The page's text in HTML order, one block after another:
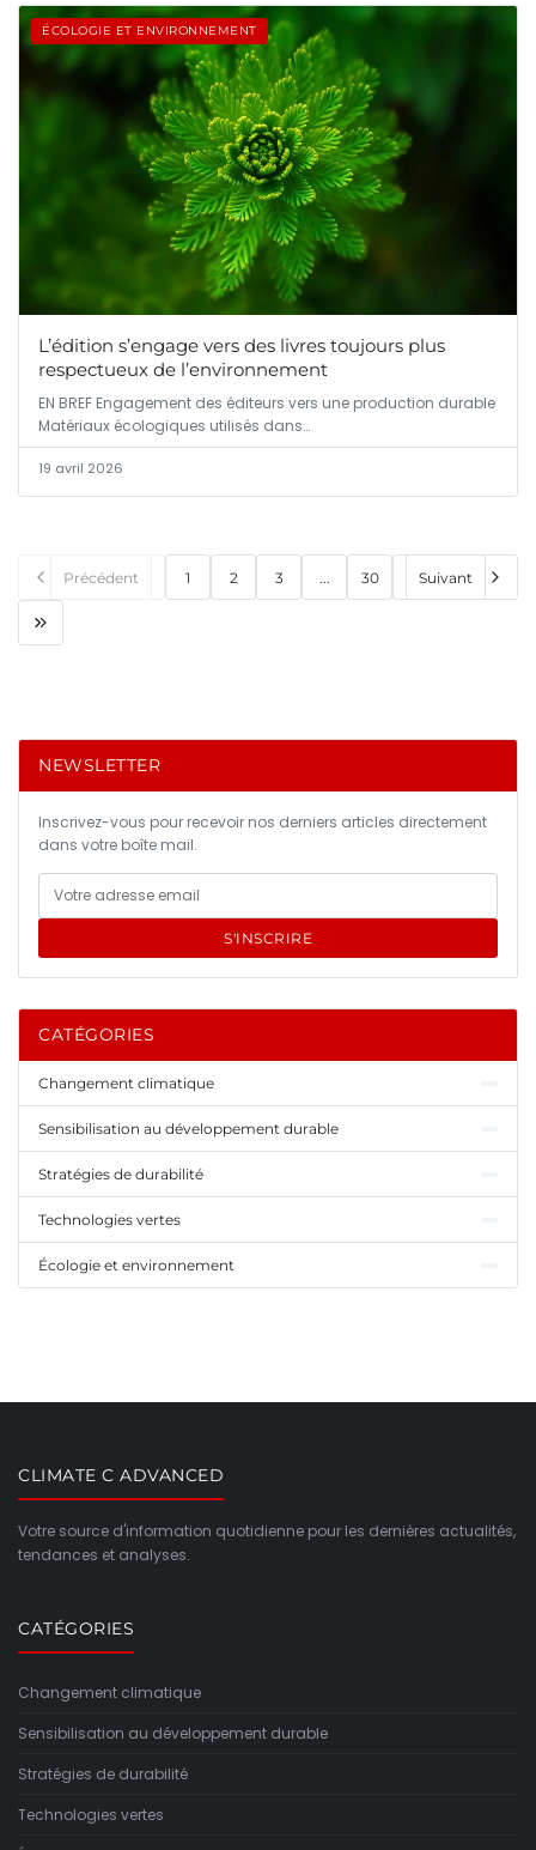
ÉCOLOGIE ET ENVIRONNEMENT
L’édition s’engage vers des livres toujours plus
respectueux de l’environnement
EN BREF Engagement des éditeurs vers une production durable
Matériaux écologiques utilisés dans…
19 avril 2026
Précédent 1 2 3 ... 30 Suivant
NEWSLETTER
Inscrivez-vous pour recevoir nos derniers articles directement
dans votre boîte mail.
S'INSCRIRE
CATÉGORIES
Changement climatique
Sensibilisation au développement durable
Stratégies de durabilité
Technologies vertes
Écologie et environnement
CLIMATE C ADVANCED
Votre source d'information quotidienne pour les dernières actualités,
tendances et analyses.
CATÉGORIES
Changement climatique
Sensibilisation au développement durable
Stratégies de durabilité
Technologies vertes